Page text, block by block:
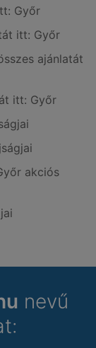
Győr
itt: Győr
ajánlatát
itt: Győr
akciós
nevű